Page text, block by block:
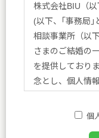
株式会社BIU（
(以下、｢事務局｣
相談事業所（以
さまのご結婚の
を提供しており
念とし、個人情
する法令その他
個